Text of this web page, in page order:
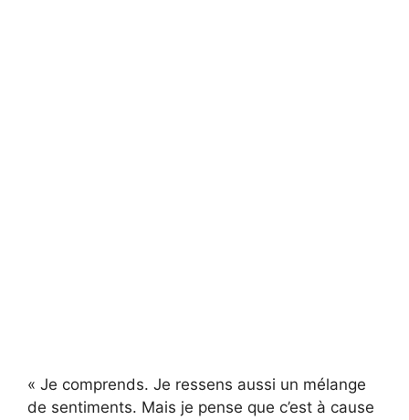
« Je comprends. Je ressens aussi un mélange
de sentiments. Mais je pense que c’est à cause